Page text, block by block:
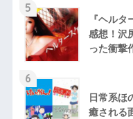
5
『ヘル
感想！沢
った衝撃
6
日常系ほ
癒される